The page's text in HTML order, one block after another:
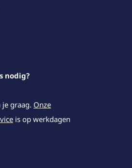
nodig?
je graag. Onze
is op werkdagen